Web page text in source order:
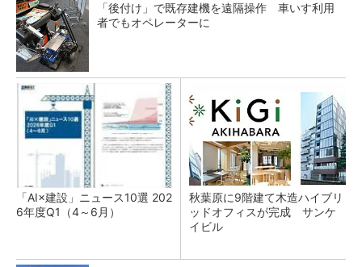
「後付け」で既存建機を遠隔操作 車いす利用
者でもオペレーターに
「AI×建設」ニュース10選 202
6年度Q1（4～6月）
秋葉原に9階建て木造ハイブリ
ッドオフィスが完成 サンケ
イビル